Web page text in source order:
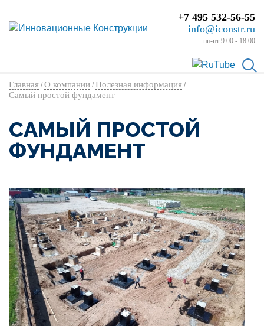
+7 495 532-56-55
info@iconstr.ru
пн-пт 9:00 - 18:00
Главная / О компании / Полезная информация /
Самый простой фундамент
САМЫЙ ПРОСТОЙ
ФУНДАМЕНТ